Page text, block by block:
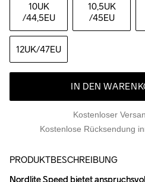
10UK
/44,5EU
10,5UK
/45EU
12UK/47EU
IN DEN
Kostenloser
Kostenlose Rücksendung
PRODUKTBESCHREIBUNG
Nordlite Speed bietet
Nordlite Speed bietet